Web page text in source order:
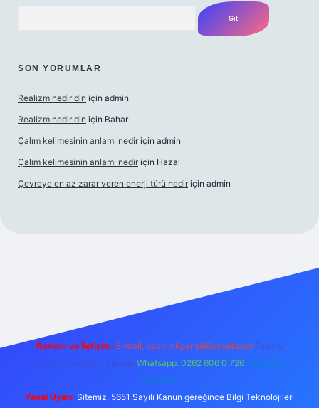
SON YORUMLAR
Realizm nedir din için admin
Realizm nedir din için Bahar
Çalım kelimesinin anlamı nedir için admin
Çalım kelimesinin anlamı nedir için Hazal
Çevreye en az zarar veren enerji türü nedir için admin
Reklam ve İletişim: E-mail: backlinkpaneli@gmail.com Teams:
forumhizmeti@gmail.com Whatsapp: 0262 606 0 726 Telegram:
@karabul
Yasal Uyarı: Sitemiz, 5651 Sayılı Kanun gereğince Bilgi Teknolojileri